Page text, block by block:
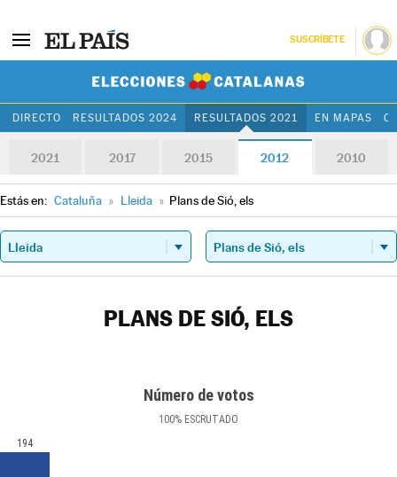
SUSCRÍBETE
DIRECTO RESULTADOS 2024 RESULTADOS 2021 EN MAPAS
2021 2017 2015 2012 2010
Estás en: Cataluña » Lleida » Plans de Sió, els
PLANS DE SIÓ, ELS
Número de votos
100% ESCRUTADO
194